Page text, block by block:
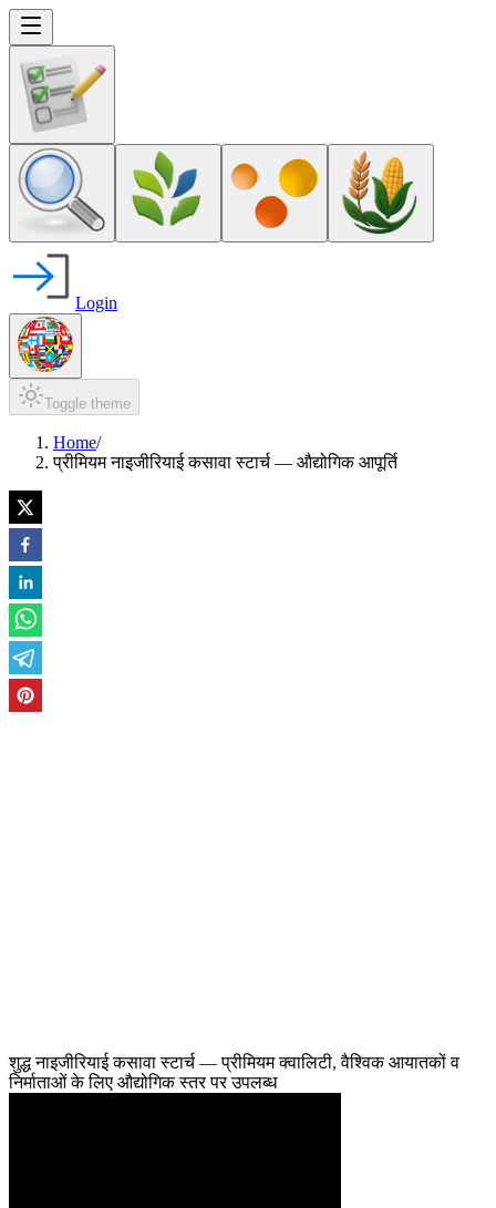
Login
Toggle theme
Home/
प्रीमियम नाइजीरियाई कसावा स्टार्च — औद्योगिक आपूर्ति
शुद्ध नाइजीरियाई कसावा स्टार्च — प्रीमियम क्वालिटी, वैश्विक आयातकों व
निर्माताओं के लिए औद्योगिक स्तर पर उपलब्ध